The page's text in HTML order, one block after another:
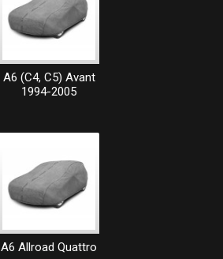
A6 (C4, C5) Avant
1994-2005
A6 Allroad Quattro